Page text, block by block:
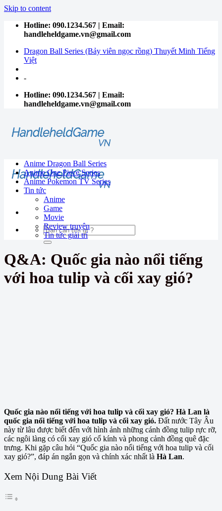
Skip to content
Hotline: 090.1234.567 | Email:
handleheldgame.vn@gmail.com
Dragon Ball Series (Bảy viên ngọc rồng) Thuyết Minh Tiếng
Việt
-
Hotline: 090.1234.567 | Email:
handleheldgame.vn@gmail.com
Anime Dragon Ball Series
Anime One Piece Series
Anime Pokemon TV Series
Tin tức
Anime
Game
Movie
Review truyện
Tin tức giải trí
Q&A: Quốc gia nào nổi tiếng
với hoa tulip và cối xay gió?
Quốc gia nào nổi tiếng với hoa tulip và cối xay gió? Hà Lan là
quốc gia nổi tiếng với hoa tulip và cối xay gió. Đất nước Tây Âu
này từ lâu được biết đến với hình ảnh những cánh đồng tulip rực rỡ,
các ngôi làng có cối xay gió cổ kính và phong cảnh đồng quê đặc
trưng. Khi gặp câu hỏi “Quốc gia nào nổi tiếng với hoa tulip và cối
xay gió?”, đáp án ngắn gọn và chính xác nhất là Hà Lan.
Xem Nội Dung Bài Viết